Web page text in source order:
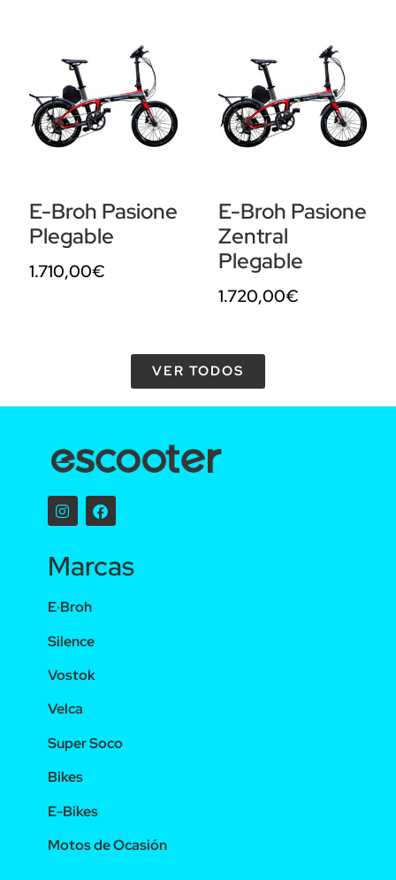
E-Broh Pasione
Plegable
1.710,00€
E-Broh Pasione
Zentral
Plegable
1.720,00€
VER TODOS
Marcas
E·Broh
Silence
Vostok
Velca
Super Soco
Bikes
E-Bikes
Motos de Ocasión